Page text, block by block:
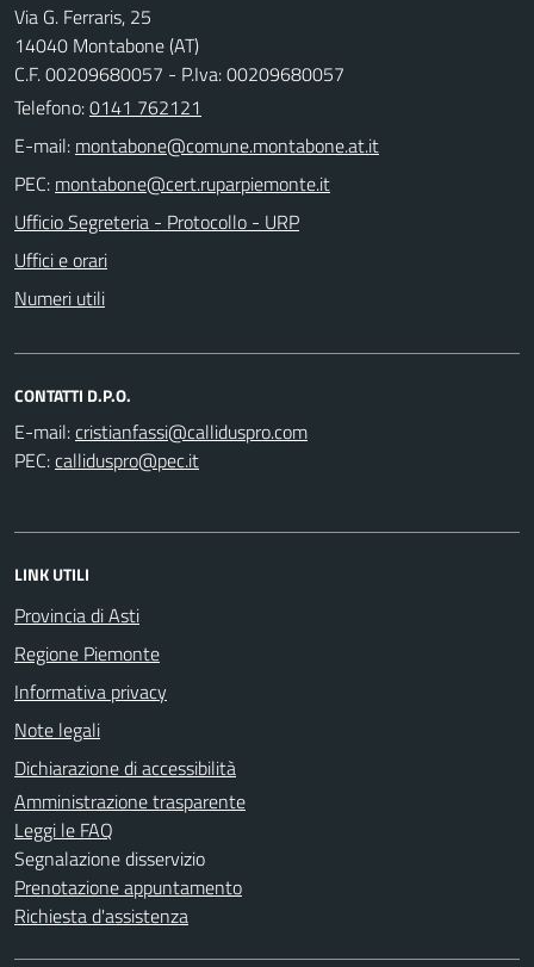
Via G. Ferraris, 25
14040 Montabone (AT)
C.F. 00209680057 - P.Iva: 00209680057
Telefono:0141 762121
E-mail:
PEC:
Ufficio Segreteria - Protocollo - URP
Uffici e orari
Numeri utili
CONTATTI D.P.O.
E-mail:
PEC:
LINK UTILI
Provincia di Asti
Regione Piemonte
Informativa privacy
Note legali
Dichiarazione di accessibilità
Amministrazione trasparente
Leggi le FAQ
Segnalazione disservizio
Prenotazione appuntamento
Richiesta d'assistenza